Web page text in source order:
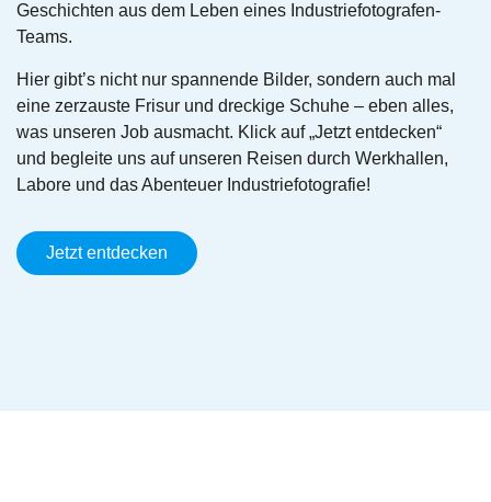
Geschichten aus dem Leben eines Industriefotografen-
Teams.
Hier gibt’s nicht nur spannende Bilder, sondern auch mal
eine zerzauste Frisur und dreckige Schuhe – eben alles,
was unseren Job ausmacht. Klick auf „Jetzt entdecken“
und begleite uns auf unseren Reisen durch Werkhallen,
Labore und das Abenteuer Industriefotografie!
Jetzt entdecken